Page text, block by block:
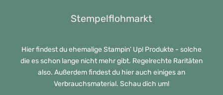
Stempelflohmarkt
Hier findest du ehemalige Stampin' Up! Produkte - solche
die es schon lange nicht mehr gibt. Regelrechte Raritäten
also. Außerdem findest du hier auch einiges an
Verbrauchsmaterial. Schau dich um!